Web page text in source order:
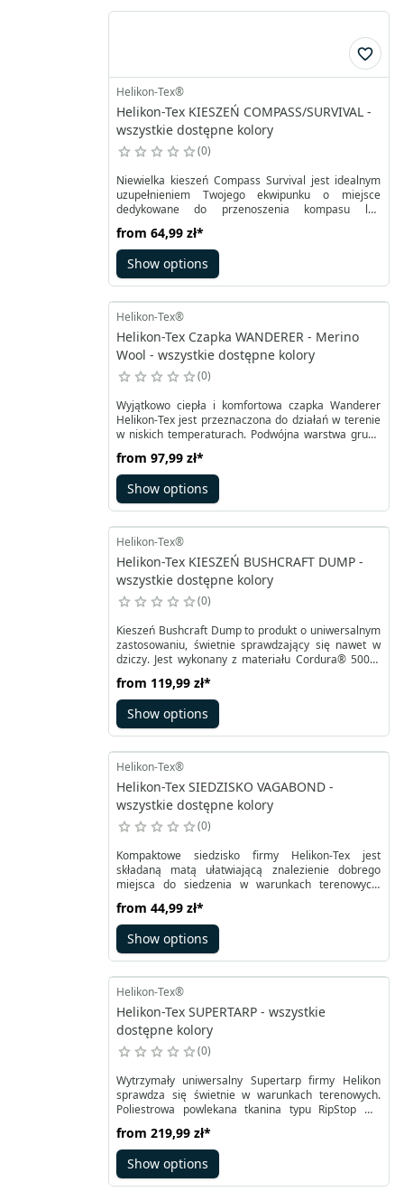
przeciwwiatrowa, a złożony i noszony na szyi
wzmacnia izolację klatki piersiowej i pomaga
utrzymać odpowiednią termikę podczas marszu.
Helikon-Tex®
Helikon-Tex KIESZEŃ COMPASS/SURVIVAL -
wszystkie dostępne kolory
0
Niewielka kieszeń Compass Survival jest idealnym
uzupełnieniem Twojego ekwipunku o miejsce
dedykowane do przenoszenia kompasu lub
Została uszyta z wytrzymałej tkaniny Cordura®️
500D i wzmocniona specjalną pianką. Zapewnia ona
zabezpieczenie zawartości kieszeni. Compass
Survival Pouch od Helikona jest zapinany na klamrę
wysokości.
from 64,99 zł*
Show options
Helikon-Tex®
Helikon-Tex Czapka WANDERER - Merino
Wool - wszystkie dostępne kolory
0
Wyjątkowo ciepła i komfortowa czapka Wanderer
Helikon-Tex jest przeznaczona do działań w terenie
w niskich temperaturach. Podwójna warstwa grubo
Kształt wzorowany jest na Watch Cap, a dzięki
sprawdzonym rozwiązaniom wygodnie się nosi i
dobrze przylega do głowy.
from 97,99 zł*
Show options
Helikon-Tex®
Helikon-Tex KIESZEŃ BUSHCRAFT DUMP -
wszystkie dostępne kolory
0
Kieszeń Bushcraft Dump to produkt o uniwersalnym
zastosowaniu, świetnie sprawdzający się nawet w
dziczy. Jest wykonany z materiału Cordura®️ 500D.
stoperem, dzięki któremu zawartość można
zabezpieczyć przed wypadnięciem. U góry znajduje
się także niewielka klapka zapinana na rzep, która
dodatkowo pozwala po zwinięciu kieszeni
from 119,99 zł*
Show options
Helikon-Tex®
Helikon-Tex SIEDZISKO VAGABOND -
wszystkie dostępne kolory
0
Kompaktowe siedzisko firmy Helikon-Tex jest
składaną matą ułatwiającą znalezienie dobrego
miejsca do siedzenia w warunkach terenowych.
mm na 290 mm, waży zaledwie 90 gramów. Jest
wykonana z materiału Cordura® 500D i wypełniona
pianką, by zapewnić lepszą izolację i komfort
siedzenia.
from 44,99 zł*
Show options
Helikon-Tex®
Helikon-Tex SUPERTARP - wszystkie
dostępne kolory
0
Wytrzymały uniwersalny Supertarp firmy Helikon
sprawdza się świetnie w warunkach terenowych.
Poliestrowa powlekana tkanina typu RipStop ma
wytrzymałość. Dostępna w podstawowych kolorach
oraz kamuflażach. Ma optymalne wymiary 3 x 3
metry. Tarp wyposażony jest w 19 wzmocnionych
punktów pozwalających na różnorodne sposoby
from 219,99 zł*
Show options